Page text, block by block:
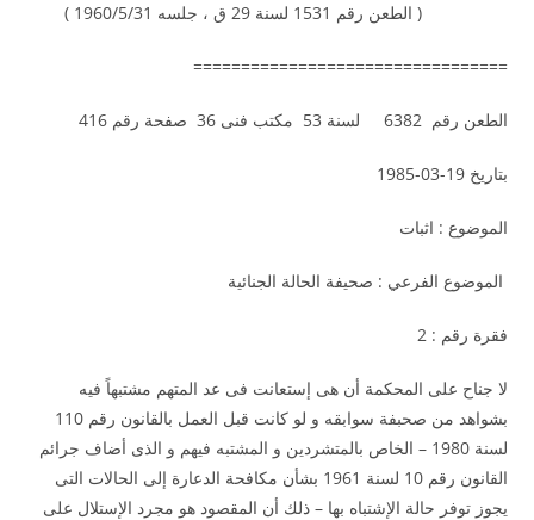
( الطعن رقم 1531 لسنة 29 ق ، جلسه 1960/5/31 )
=================================
الطعن رقم 6382 لسنة 53 مكتب فنى 36 صفحة رقم 416
بتاريخ 19-03-1985
الموضوع : اثبات
الموضوع الفرعي : صحيفة الحالة الجنائية
فقرة رقم : 2
لا جناح على المحكمة أن هى إستعانت فى عد المتهم مشتبهاً فيه
بشواهد من صحبفة سوابقه و لو كانت قبل العمل بالقانون رقم 110
لسنة 1980 – الخاص بالمتشردين و المشتبه فيهم و الذى أضاف جرائم
القانون رقم 10 لسنة 1961 بشأن مكافحة الدعارة إلى الحالات التى
يجوز توفر حالة الإشتباه بها – ذلك أن المقصود هو مجرد الإستلال على